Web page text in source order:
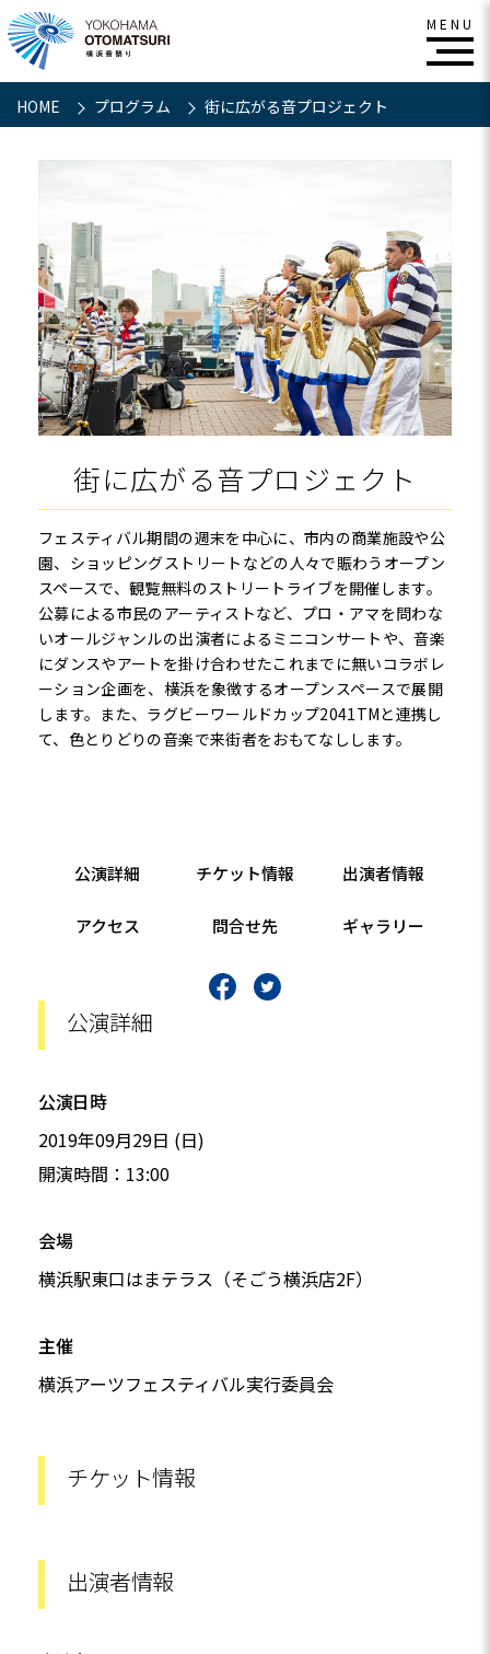
HOME プログラム 街に広がる音プロジェクト
街に広がる音プロジェクト
フェスティバル期間の週末を中心に、市内の商業施設や公
園、ショッピングストリートなどの人々で賑わうオープン
スペースで、観覧無料のストリートライブを開催します。
公募による市民のアーティストなど、プロ・アマを問わな
いオールジャンルの出演者によるミニコンサートや、音楽
にダンスやアートを掛け合わせたこれまでに無いコラボレ
ーション企画を、横浜を象徴するオープンスペースで展開
します。また、ラグビーワールドカップ2041TMと連携し
て、色とりどりの音楽で来街者をおもてなしします。
公演詳細
公演日時
2019年09月29日 (日)
開演時間：13:00
会場
横浜駅東口はまテラス（そごう横浜店2F）
主催
横浜アーツフェスティバル実行委員会
チケット情報
出演者情報
公演詳細 チケット情報 出演者情報
アクセス 問合せ先 ギャラリー